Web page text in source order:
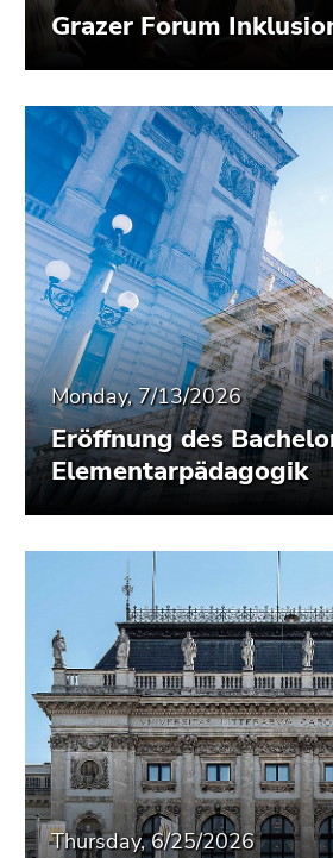
Grazer Forum
Monday, 7/13/2026
Eröffnung des
Elementarpädagogik
Thursday, 6/25/2026